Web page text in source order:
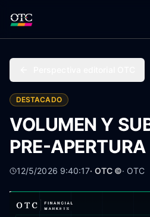
DESTACADO
VOLUMEN Y
PRE-APERTURA
12/5/2026 9:40:17· OTC ©· OTC